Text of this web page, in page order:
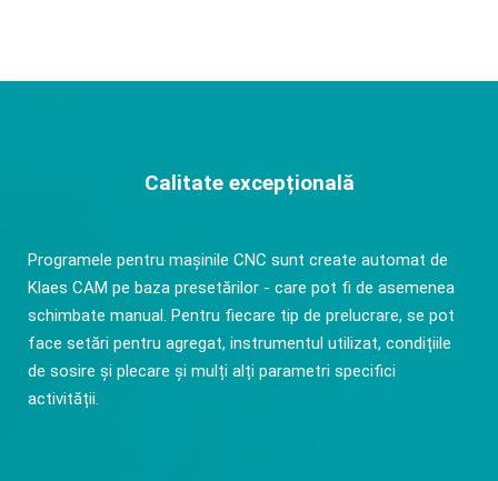
Calitate excepțională
Programele pentru mașinile CNC sunt create automat de
Klaes CAM pe baza presetărilor - care pot fi de asemenea
schimbate manual. Pentru fiecare tip de prelucrare, se pot
face setări pentru agregat, instrumentul utilizat, condițiile
de sosire și plecare și mulți alți parametri specifici
activității.